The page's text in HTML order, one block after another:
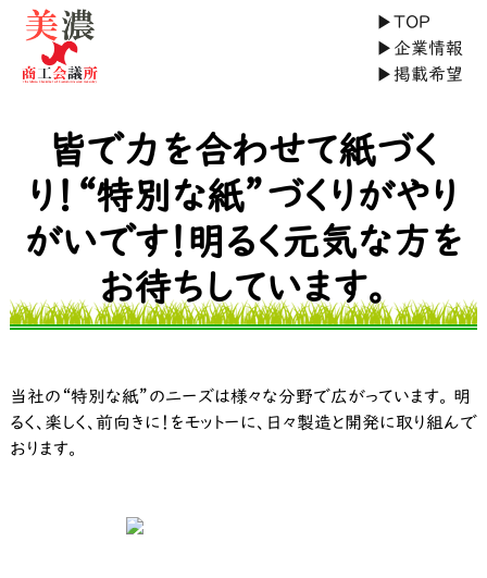
▶TOP
▶ 企業情報
▶掲載希望
皆で力を合わせて紙づく
り！“特別な紙”づくりがやり
がいです！明るく元気な方を
お待ちしています。
当社の“特別な紙”のニーズは様々な分野で広がっています。 明
るく、楽しく、前向きに！をモットーに、日々製造と開発に取り組んで
おります。